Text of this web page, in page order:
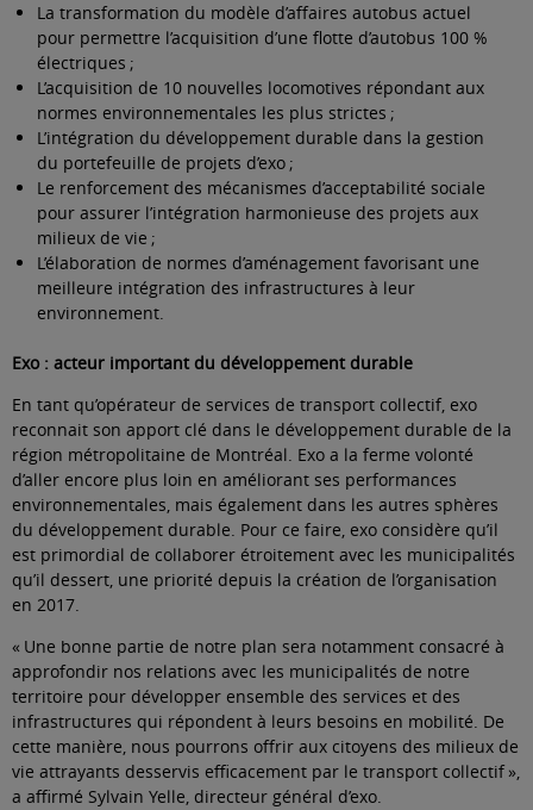
La transformation du modèle d’affaires autobus actuel
pour permettre l’acquisition d’une flotte d’autobus 100 %
électriques ;
L’acquisition de 10 nouvelles locomotives répondant aux
normes environnementales les plus strictes ;
L’intégration du développement durable dans la gestion
du portefeuille de projets d’exo ;
Le renforcement des mécanismes d’acceptabilité sociale
pour assurer l’intégration harmonieuse des projets aux
milieux de vie ;
L’élaboration de normes d’aménagement favorisant une
meilleure intégration des infrastructures à leur
environnement.
Exo : acteur important du développement durable
En tant qu’opérateur de services de transport collectif, exo
reconnait son apport clé dans le développement durable de la
région métropolitaine de Montréal. Exo a la ferme volonté
d’aller encore plus loin en améliorant ses performances
environnementales, mais également dans les autres sphères
du développement durable. Pour ce faire, exo considère qu’il
est primordial de collaborer étroitement avec les municipalités
qu’il dessert, une priorité depuis la création de l’organisation
en 2017.
« Une bonne partie de notre plan sera notamment consacré à
approfondir nos relations avec les municipalités de notre
territoire pour développer ensemble des services et des
infrastructures qui répondent à leurs besoins en mobilité. De
cette manière, nous pourrons offrir aux citoyens des milieux de
vie attrayants desservis efficacement par le transport collectif »,
a affirmé Sylvain Yelle, directeur général d’exo.